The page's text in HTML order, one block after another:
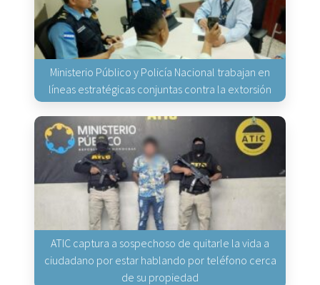
Ministerio Público y Policía Nacional trabajan en
líneas estratégicas conjuntas contra la extorsión
ATIC captura a sospechoso de quitarle la vida a
ciudadano por estar hablando por teléfono cerca
de su propiedad